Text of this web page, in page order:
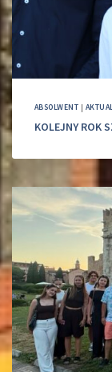
ABSOLWENT |
KOLEJNY ROK